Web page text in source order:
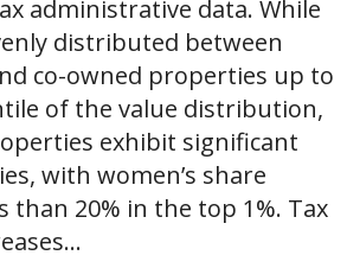
administrative data. While
distributed between
co-owned properties up to
of the value distribution,
exhibit significant
with women’s share
than 20% in the top 1%. Tax